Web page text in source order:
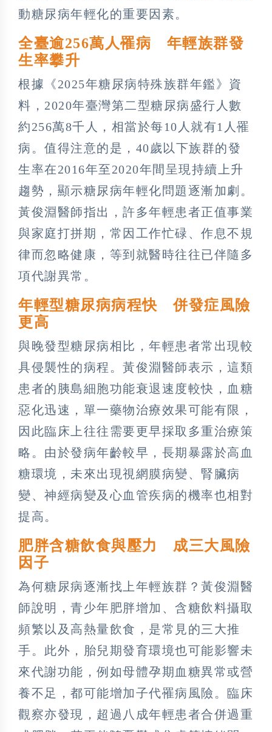
動糖尿病年輕化的重要因素。
全臺逾256萬人罹病 年輕族群發
生率攀升
根據《2025年糖尿病特殊族群年鑑》資
料，2020年臺灣第二型糖尿病盛行人數
約256萬8千人，相當於每10人就有1人罹
病。值得注意的是，40歲以下族群的發
生率在2016年至2020年間呈現持續上升
趨勢，顯示糖尿病年輕化問題逐漸加劇。
黃俊淵醫師指出，許多年輕患者正值事業
與家庭打拼期，常因工作忙碌、作息不規
律而忽略健康，等到就醫時往往已伴隨多
項代謝異常。
年輕型糖尿病病程快 併發症風險
更高
與晚發型糖尿病相比，年輕患者常出現較
具侵襲性的病程。黃俊淵醫師表示，這類
患者的胰島細胞功能衰退速度較快，血糖
惡化迅速，單一藥物治療效果可能有限，
因此臨床上往往需要更早採取多重治療策
略。由於發病年齡較早，長期暴露於高血
糖環境，未來出現視網膜病變、腎臟病
變、神經病變及心血管疾病的機率也相對
提高。
肥胖含糖飲食與壓力 成三大風險
因子
為何糖尿病逐漸找上年輕族群？黃俊淵醫
師說明，青少年肥胖增加、含糖飲料攝取
頻繁以及高熱量飲食，是常見的三大推
手。此外，胎兒期發育環境也可能影響未
來代謝功能，例如母體孕期血糖異常或營
養不足，都可能增加子代罹病風險。臨床
觀察亦發現，超過八成年輕患者合併過重